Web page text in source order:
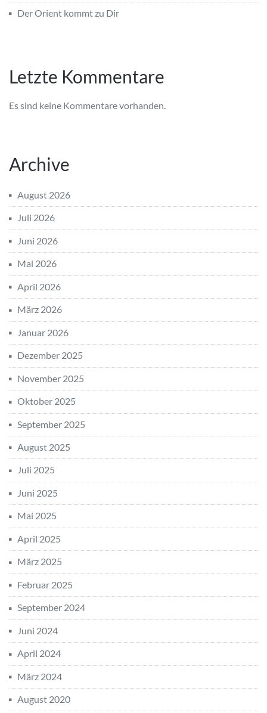
Der Orient kommt zu Dir
Letzte Kommentare
Es sind keine Kommentare vorhanden.
Archive
August 2026
Juli 2026
Juni 2026
Mai 2026
April 2026
März 2026
Januar 2026
Dezember 2025
November 2025
Oktober 2025
September 2025
August 2025
Juli 2025
Juni 2025
Mai 2025
April 2025
März 2025
Februar 2025
September 2024
Juni 2024
April 2024
März 2024
August 2020